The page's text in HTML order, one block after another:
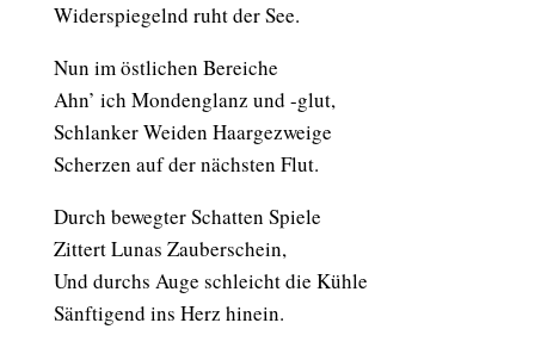
Widerspiegelnd ruht der See.
Nun im östlichen Bereiche
Ahn’ ich Mondenglanz und -glut,
Schlanker Weiden Haargezweige
Scherzen auf der nächsten Flut.
Durch bewegter Schatten Spiele
Zittert Lunas Zauberschein,
Und durchs Auge schleicht die Kühle
Sänftigend ins Herz hinein.